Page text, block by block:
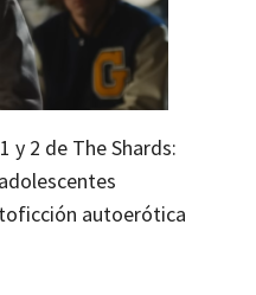
y 2 de The Shards:
autoerótica